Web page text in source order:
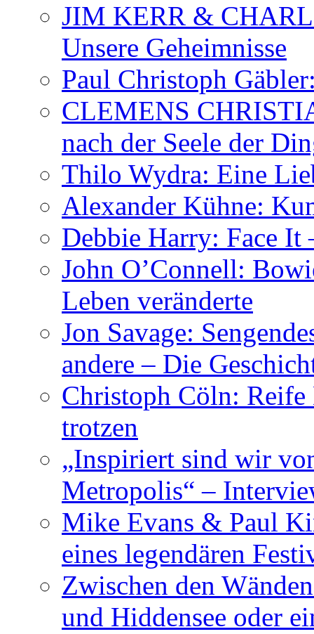
JIM KERR &
Unsere Geheimnisse
Paul Christoph
CLEMENS
nach der Seele der
Thilo Wydra: Eine
Alexander Kühne:
Debbie Harry: Face
John O’Connell:
Leben veränderte
Jon Savage:
andere – Die
Christoph Cöln:
trotzen
„Inspiriert sind wir
Metropolis“ –
Mike Evans & Paul
eines legendären
Zwischen den
und Hiddensee oder